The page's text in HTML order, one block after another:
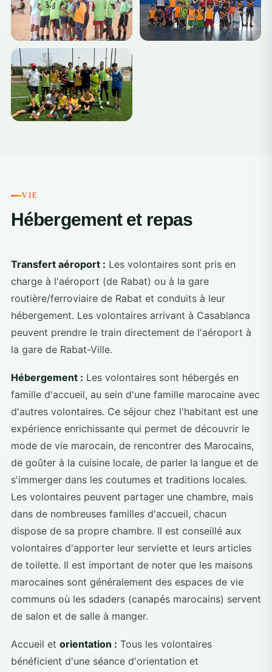
VIE
Hébergement et repas
Transfert aéroport : Les volontaires sont pris en
charge à l'aéroport (de Rabat) ou à la gare
routière/ferroviaire de Rabat et conduits à leur
hébergement. Les volontaires arrivant à Casablanca
peuvent prendre le train directement de l'aéroport à
la gare de Rabat-Ville.
Hébergement : Les volontaires sont hébergés en
famille d'accueil, au sein d'une famille marocaine avec
d'autres volontaires. Ce séjour chez l'habitant est une
expérience enrichissante qui permet de découvrir le
mode de vie marocain, de rencontrer des Marocains,
de goûter à la cuisine locale, de parler la langue et de
s'immerger dans les coutumes et traditions locales.
Les volontaires peuvent partager une chambre, mais
dans de nombreuses familles d'accueil, chacun
dispose de sa propre chambre. Il est conseillé aux
volontaires d'apporter leur serviette et leurs articles
de toilette. Il est important de noter que les maisons
marocaines sont généralement des espaces de vie
communs où les sdaders (canapés marocains) servent
de salon et de salle à manger.
Accueil et orientation : Tous les volontaires
bénéficient d'une séance d'orientation et